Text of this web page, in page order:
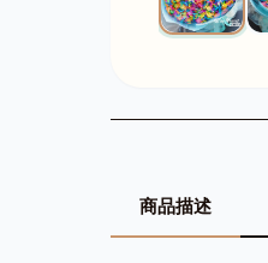
商品描述